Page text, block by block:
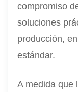
compromiso
soluciones
producción,
estándar.
A medida que